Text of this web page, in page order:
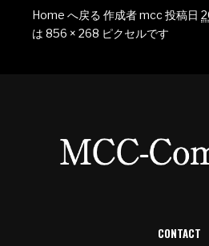
Home へ戻る 作成者mcc投稿日
は 856 × 268 ピクセルです
CONTACT